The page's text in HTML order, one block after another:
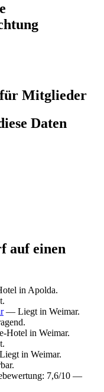
Mitglieder
Daten
auf einen
in Apolda.
— Liegt in Weimar.
Hotel in Weimar.
in Weimar.
7,6/10 —